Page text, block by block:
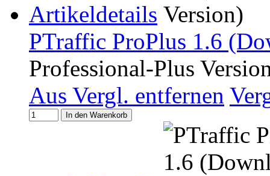
Artikeldetails
PTraffic ProPlus 1.6
Professional-Plus
Aus Vergl. entfernen
In den Warenkorb